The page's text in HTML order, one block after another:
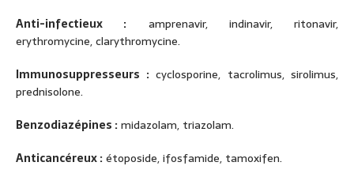
Anti-infectieux : amprenavir, indinavir, ritonavir,
erythromycine, clarythromycine.
Immunosuppresseurs :cyclosporine, tacrolimus, sirolimus,
prednisolone.
Benzodiazépines :midazolam, triazolam.
Anticancéreux :étoposide, ifosfamide, tamoxifen.